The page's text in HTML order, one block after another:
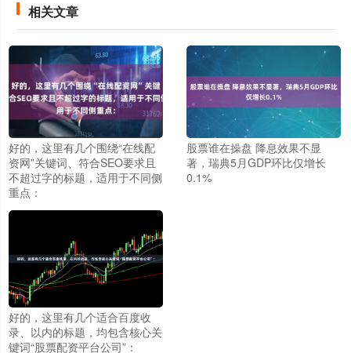
相关文章
好的，这里有几个围绕“在线配
资网”关键词、符合SEO要求且
不超过字的标题，适用于不同侧
重点：
股票谁在操盘 降息效果不显
著，瑞典5月GDP环比仅增长
0.1%
好的，这里有几个适合百度收
录、以内的标题，均包含核心关
键词“股票配资平台公司”：